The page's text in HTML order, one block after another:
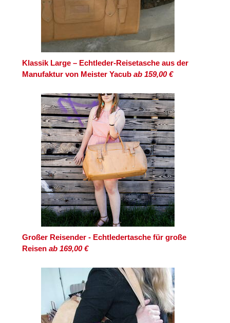
Klassik Large – Echtleder-Reisetasche aus der
Manufaktur von Meister Yacub ab 159,00 €
Großer Reisender - Echtledertasche für große
Reisen ab 169,00 €